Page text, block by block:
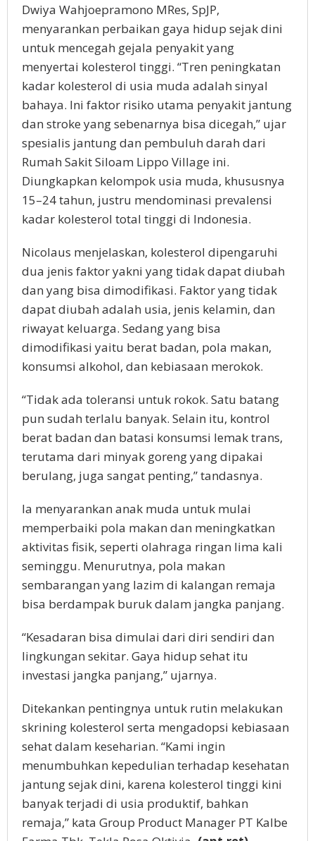
Dwiya Wahjoepramono MRes, SpJP,
menyarankan perbaikan gaya hidup sejak dini
untuk mencegah gejala penyakit yang
menyertai kolesterol tinggi. “Tren peningkatan
kadar kolesterol di usia muda adalah sinyal
bahaya. Ini faktor risiko utama penyakit jantung
dan stroke yang sebenarnya bisa dicegah,” ujar
spesialis jantung dan pembuluh darah dari
Rumah Sakit Siloam Lippo Village ini.
Diungkapkan kelompok usia muda, khususnya
15–24 tahun, justru mendominasi prevalensi
kadar kolesterol total tinggi di Indonesia.
Nicolaus menjelaskan, kolesterol dipengaruhi
dua jenis faktor yakni yang tidak dapat diubah
dan yang bisa dimodifikasi. Faktor yang tidak
dapat diubah adalah usia, jenis kelamin, dan
riwayat keluarga. Sedang yang bisa
dimodifikasi yaitu berat badan, pola makan,
konsumsi alkohol, dan kebiasaan merokok.
“Tidak ada toleransi untuk rokok. Satu batang
pun sudah terlalu banyak. Selain itu, kontrol
berat badan dan batasi konsumsi lemak trans,
terutama dari minyak goreng yang dipakai
berulang, juga sangat penting,” tandasnya.
Ia menyarankan anak muda untuk mulai
memperbaiki pola makan dan meningkatkan
aktivitas fisik, seperti olahraga ringan lima kali
seminggu. Menurutnya, pola makan
sembarangan yang lazim di kalangan remaja
bisa berdampak buruk dalam jangka panjang.
“Kesadaran bisa dimulai dari diri sendiri dan
lingkungan sekitar. Gaya hidup sehat itu
investasi jangka panjang,” ujarnya.
Ditekankan pentingnya untuk rutin melakukan
skrining kolesterol serta mengadopsi kebiasaan
sehat dalam keseharian. “Kami ingin
menumbuhkan kepedulian terhadap kesehatan
jantung sejak dini, karena kolesterol tinggi kini
banyak terjadi di usia produktif, bahkan
remaja,” kata Group Product Manager PT Kalbe